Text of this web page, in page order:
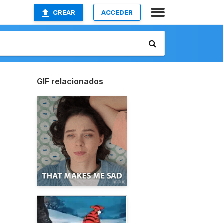
CREAR ACCEDER
GIF relacionados